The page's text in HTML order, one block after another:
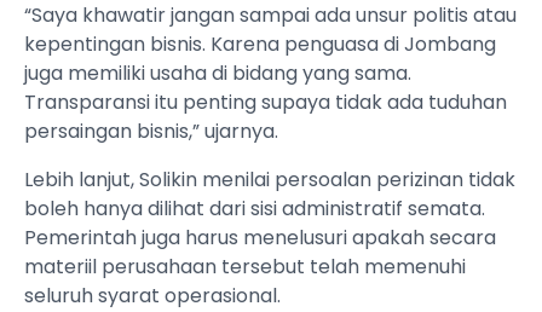
“Saya khawatir jangan sampai ada unsur politis atau
kepentingan bisnis. Karena penguasa di Jombang
juga memiliki usaha di bidang yang sama.
Transparansi itu penting supaya tidak ada tuduhan
persaingan bisnis,” ujarnya.
Lebih lanjut, Solikin menilai persoalan perizinan tidak
boleh hanya dilihat dari sisi administratif semata.
Pemerintah juga harus menelusuri apakah secara
materiil perusahaan tersebut telah memenuhi
seluruh syarat operasional.